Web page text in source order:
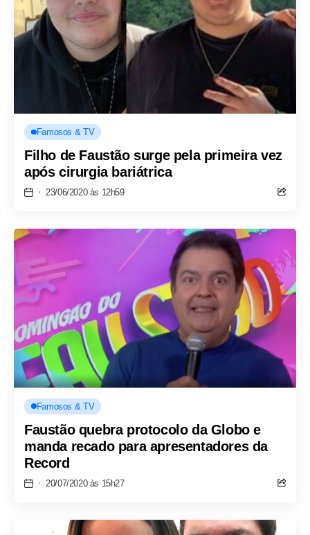
Famosos & TV
Filho de Faustão surge pela primeira vez
após cirurgia bariátrica
23/06/2020 às 12h59
Famosos & TV
Faustão quebra protocolo da Globo e
manda recado para apresentadores da
Record
20/07/2020 às 15h27